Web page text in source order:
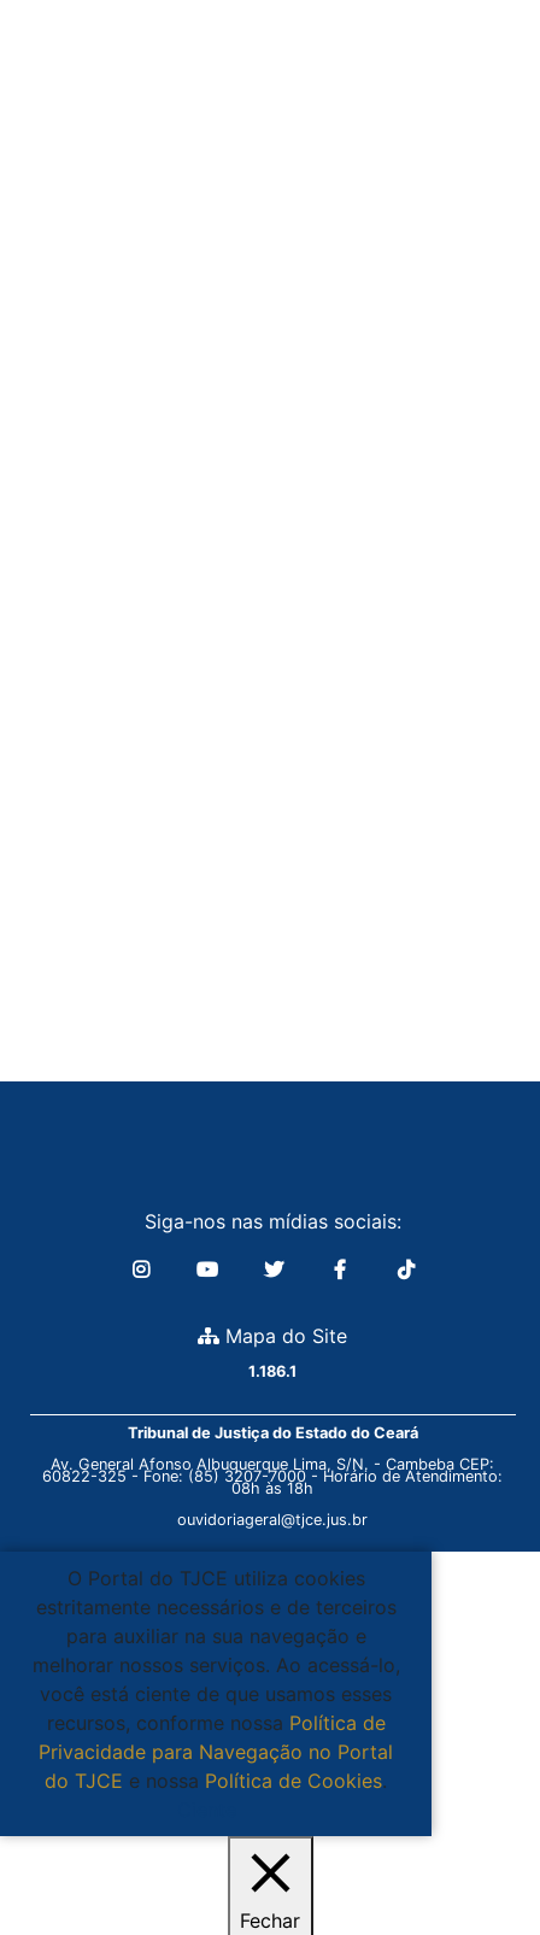
Siga-nos nas mídias sociais:
Mapa do Site
1.186.1
Tribunal de Justiça do Estado do Ceará
Av. General Afonso Albuquerque Lima, S/N. - Cambeba CEP:
60822-325 - Fone: (85) 3207-7000 - Horário de Atendimento:
08h às 18h
ouvidoriageral@tjce.jus.br
O Portal do TJCE utiliza cookies
estritamente necessários e de terceiros
para auxiliar na sua navegação e
melhorar nossos serviços. Ao acessá-lo,
você está ciente de que usamos esses
recursos, conforme nossa Política de
Privacidade para Navegação no Portal
do TJCE e nossa Política de Cookies.
Fechar